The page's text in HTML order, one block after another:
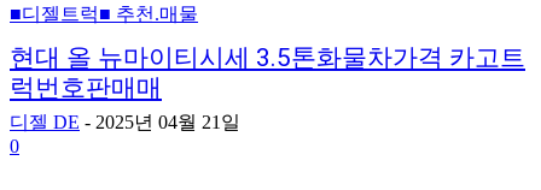
■디젤트럭■ 추천.매물
현대 올 뉴마이티시세 3.5톤화물차가격 카고트
럭번호판매매
디젤 DE - 2025년 04월 21일
0